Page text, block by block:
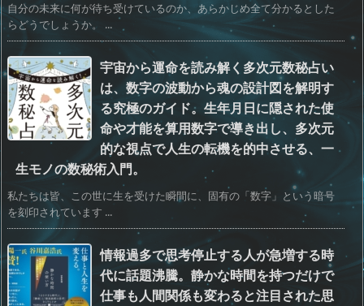
自分の未来に何が待ち受けているのか、あらかじめ全て分かるとした
らどうでしょうか。 ...
宇宙から運命を読み解く多次元数秘占い
は、数字の波動から魂の設計図を解明す
る究極のガイド。生年月日に隠された使
命や才能を算用数字で導き出し、多次元
的な視点で人生の転機を的中させる、一
生モノの数秘術入門。
私たちは皆、この世に生を受けた瞬間に、固有の「数字」という暗号
を刻印されています ...
情報過多で思考停止する人が急増する時
代に話題沸騰。静かな時間を持つだけで
仕事も人間関係も変わると注目された思